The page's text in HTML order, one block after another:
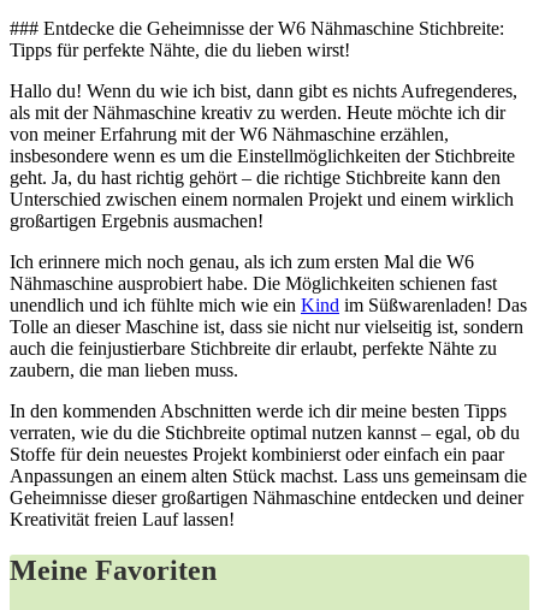
### ​Entdecke die Geheimnisse der W6 Nähmaschine Stichbreite:
Tipps für perfekte Nähte, die ⁣du lieben wirst!
Hallo du! Wenn du wie ich bist, dann gibt es nichts Aufregenderes,
als ⁣mit der Nähmaschine kreativ zu werden. Heute⁤ möchte ich dir
von meiner Erfahrung mit⁢ der W6 Nähmaschine erzählen,
‍insbesondere wenn es um die Einstellmöglichkeiten der Stichbreite
geht. Ja, du hast richtig gehört – die richtige Stichbreite kann den
Unterschied zwischen einem normalen Projekt und einem wirklich
großartigen Ergebnis ausmachen!
Ich erinnere mich noch genau, als ich zum ersten Mal die W6
Nähmaschine ausprobiert habe. Die ⁢Möglichkeiten schienen fast⁤
unendlich und ich fühlte mich wie ein Kind im Süßwarenladen! Das
Tolle an dieser Maschine ist, dass ‍sie nicht nur vielseitig ist, sondern
auch die feinjustierbare Stichbreite dir erlaubt, perfekte Nähte zu
‍zaubern, die man lieben muss.
In den kommenden Abschnitten werde ich dir meine besten Tipps
verraten, wie du die Stichbreite optimal ​nutzen kannst – egal, ob du
Stoffe für dein neuestes Projekt kombinierst oder einfach ein paar
Anpassungen ‍an einem alten Stück machst. Lass‍ uns gemeinsam die
Geheimnisse dieser großartigen Nähmaschine⁤ entdecken und deiner
Kreativität freien Lauf lassen!
Meine Favoriten